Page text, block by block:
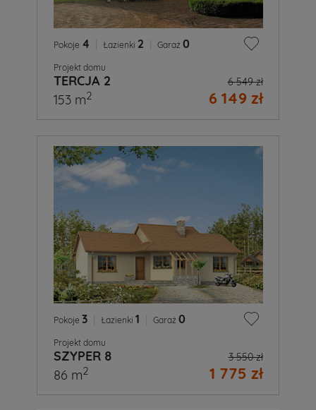
Pokoje 4 Łazienki 2 Garaż 0
Projekt domu
TERCJA 2 6 549 zł
6 149 zł
153 m2
Pokoje 3 Łazienki 1 Garaż 0
Projekt domu
SZYPER 8 3 550 zł
1 775 zł
86 m2